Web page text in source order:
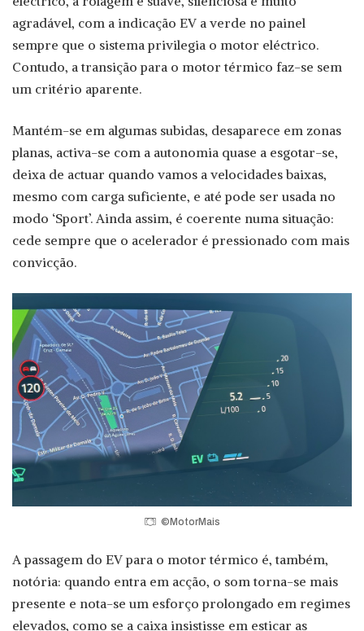
agradável, com a indicação EV a verde no painel
sempre que o sistema privilegia o motor eléctrico.
Contudo, a transição para o motor térmico faz-se sem
um critério aparente.
Mantém-se em algumas subidas, desaparece em zonas
planas, activa-se com a autonomia quase a esgotar-se,
deixa de actuar quando vamos a velocidades baixas,
mesmo com carga suficiente, e até pode ser usada no
modo ‘Sport’. Ainda assim, é coerente numa situação:
cede sempre que o acelerador é pressionado com mais
convicção.
©MotorMais
A passagem do EV para o motor térmico é, também,
notória: quando entra em acção, o som torna-se mais
presente e nota-se um esforço prolongado em regimes
elevados, como se a caixa insistisse em esticar as